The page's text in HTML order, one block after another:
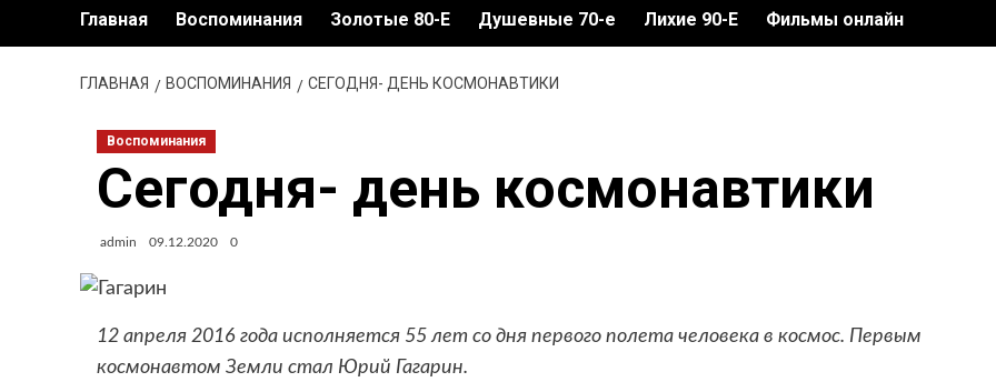
Главная Воспоминания Золотые 80-Е Душевные 70-е Лихие 90-Е Фильмы онлайн
ГЛАВНАЯ ВОСПОМИНАНИЯ СЕГОДНЯ- ДЕНЬ КОСМОНАВТИКИ
Воспоминания
Сегодня- день космонавтики
admin 09.12.2020 0
12 апреля 2016 года исполняется 55 лет со дня первого полета человека в космос. Первым
космонавтом Земли стал Юрий Гагарин.